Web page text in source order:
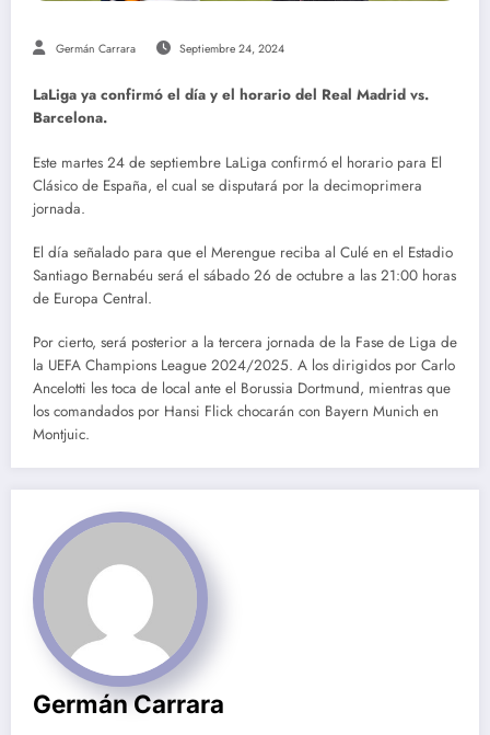
Germán Carrara Septiembre 24, 2024
LaLiga ya confirmó el día y el horario del Real Madrid vs.
Barcelona.
Este martes 24 de septiembre LaLiga confirmó el horario para El
Clásico de España, el cual se disputará por la decimoprimera
jornada.
El día señalado para que el Merengue reciba al Culé en el Estadio
Santiago Bernabéu será el sábado 26 de octubre a las 21:00 horas
de Europa Central.
Por cierto, será posterior a la tercera jornada de la Fase de Liga de
la UEFA Champions League 2024/2025. A los dirigidos por Carlo
Ancelotti les toca de local ante el Borussia Dortmund, mientras que
los comandados por Hansi Flick chocarán con Bayern Munich en
Montjuic.
Germán Carrara